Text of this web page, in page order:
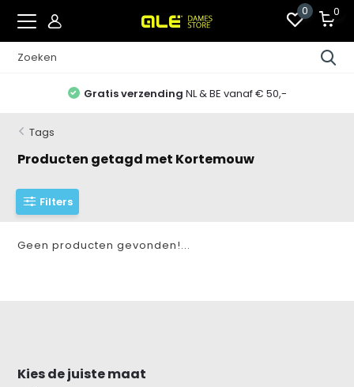
0 0
Gratis verzending NL & BE vanaf € 50,-
Tags
Producten getagd met Kortemouw
Filters
Geen producten gevonden!...
Kies de juiste maat